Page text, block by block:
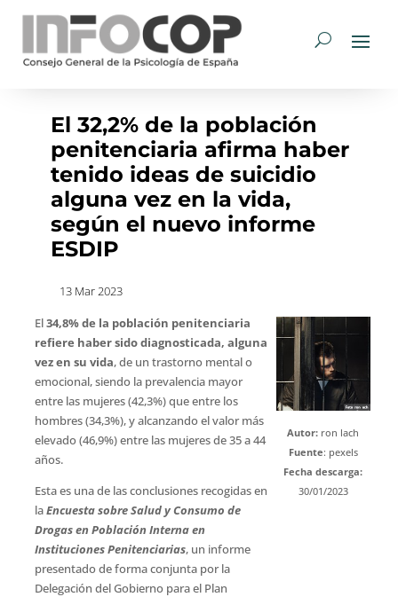
El 32,2% de la población
penitenciaria afirma haber
tenido ideas de suicidio
alguna vez en la vida,
según el nuevo informe
ESDIP
13 Mar 2023
El34,8% de la población penitenciaria
refiere haber sido diagnosticada, alguna
vez en su vida, de un trastorno mental o
emocional, siendo la prevalencia mayor
entre las mujeres (42,3%) que entre los
hombres (34,3%), y alcanzando el valor más
elevado (46,9%) entre las mujeres de 35 a 44
años.
Esta es una de las conclusiones recogidas en
laEncuesta sobre Salud y Consumo de
Drogas en Población Interna en
Instituciones Penitenciarias, un informe
presentado de forma conjunta por la
Delegación del Gobierno para el Plan
Autor: ron lach
Fuente: pexels
Fecha descarga:
30/01/2023